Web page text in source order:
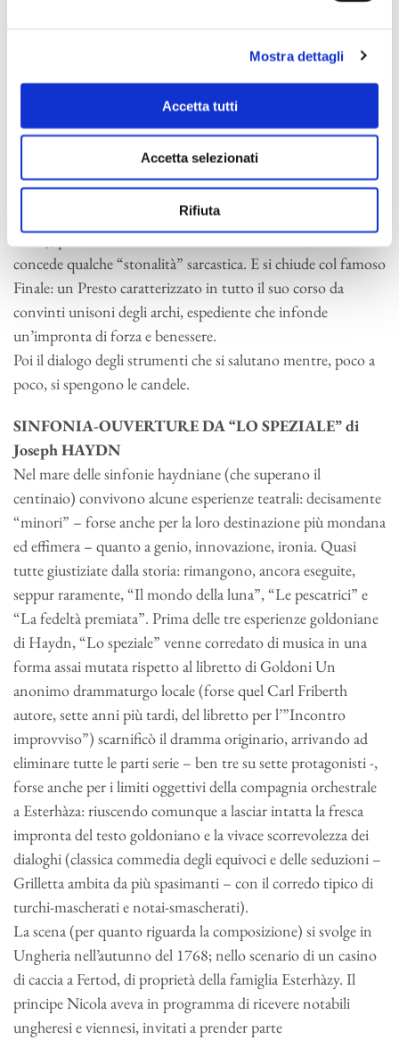
Mostra dettagli
Accetta tutti
Accetta selezionati
Rifiuta
non ha la fisionomia di un vero secondo-tema; e la
conseguente ripresa dell’inizio ri-sottolinea la volontà
sonorità dal sapore quartettistico), nel quale si annida, tra
tanti punti di sospensione, il profilo di un canto gregoriano
Incipit lamentio (un “gregoriano” comunque
affettuosizzato, alla Haydn; rincuorato dal soffio tiepido dei
corni); procede attraverso un Minuetto beffardo, che si
concede qualche “stonalità” sarcastica. E si chiude col famoso
Finale: un Presto caratterizzato in tutto il suo corso da
convinti unisoni degli archi, espediente che infonde
un’impronta di forza e benessere.
Poi il dialogo degli strumenti che si salutano mentre, poco a
poco, si spengono le candele.
SINFONIA-OUVERTURE DA “LO SPEZIALE” di
Joseph HAYDN
Nel mare delle sinfonie haydniane (che superano il
centinaio) convivono alcune esperienze teatrali: decisamente
“minori” – forse anche per la loro destinazione più mondana
ed effimera – quanto a genio, innovazione, ironia. Quasi
tutte giustiziate dalla storia: rimangono, ancora eseguite,
seppur raramente, “Il mondo della luna”, “Le pescatrici” e
“La fedeltà premiata”. Prima delle tre esperienze goldoniane
di Haydn, “Lo speziale” venne corredato di musica in una
forma assai mutata rispetto al libretto di Goldoni Un
anonimo drammaturgo locale (forse quel Carl Friberth
autore, sette anni più tardi, del libretto per l’”Incontro
improvviso”) scarnificò il dramma originario, arrivando ad
eliminare tutte le parti serie – ben tre su sette protagonisti -,
forse anche per i limiti oggettivi della compagnia orchestrale
a Esterhàza: riuscendo comunque a lasciar intatta la fresca
impronta del testo goldoniano e la vivace scorrevolezza dei
dialoghi (classica commedia degli equivoci e delle seduzioni –
Grilletta ambita da più spasimanti – con il corredo tipico di
turchi-mascherati e notai-smascherati).
La scena (per quanto riguarda la composizione) si svolge in
Ungheria nell’autunno del 1768; nello scenario di un casino
di caccia a Fertod, di proprietà della famiglia Esterhàzy. Il
principe Nicola aveva in programma di ricevere notabili
ungheresi e viennesi, invitati a prender parte